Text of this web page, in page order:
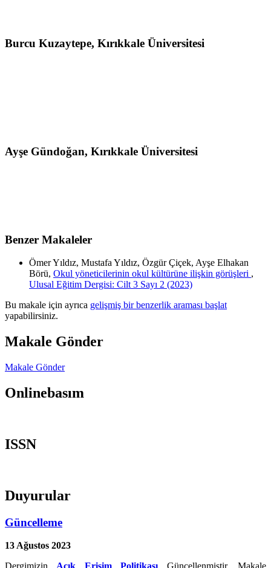
Burcu Kuzaytepe, Kırıkkale Üniversitesi
Ayşe Gündoğan, Kırıkkale Üniversitesi
Benzer Makaleler
Ömer Yıldız, Mustafa Yıldız, Özgür Çiçek, Ayşe Elhakan
Börü, Okul yöneticilerinin okul kültürüne ilişkin görüşleri ,
Ulusal Eğitim Dergisi: Cilt 3 Sayı 2 (2023)
Bu makale için ayrıca gelişmiş bir benzerlik araması başlat
yapabilirsiniz.
Makale Gönder
Makale Gönder
Onlinebasım
ISSN
Duyurular
Güncelleme
13 Ağustos 2023